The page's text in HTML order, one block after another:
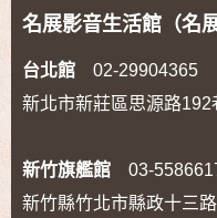
名展影音生活館（名
台北館 02-29904365
新北市新莊區思源路192
新竹旗艦館 03-
新竹縣竹北市縣政十三